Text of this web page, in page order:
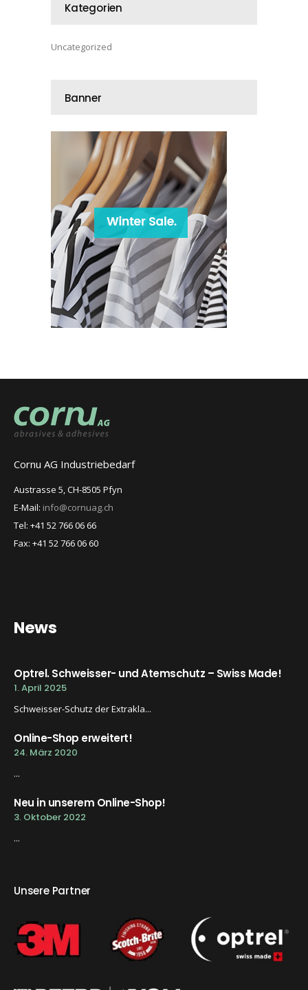
Kategorien
Uncategorized
Banner
Cornu AG Industriebedarf
Austrasse 5, CH-8505 Pfyn
E-Mail: info@cornuag.ch
Tel: +41 52 766 06 66
Fax: +41 52 766 06 60
News
Optrel. Schweisser- und Atemschutz – Swiss Made!
1. April 2025
Schweisser-Schutz der Extrakla...
Online-Shop erweitert!
24. März 2020
...
Neu in unserem Online-Shop!
3. Oktober 2022
...
Unsere Partner